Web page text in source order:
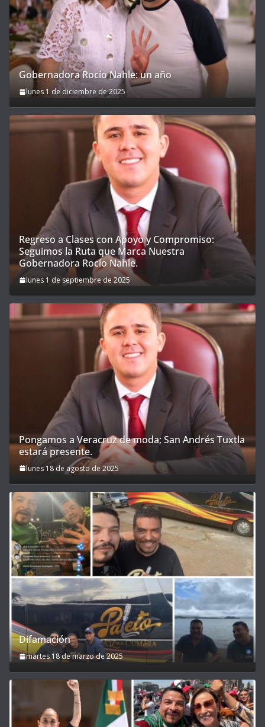
Gobernadora Rocío Nahle: un año
lunes 1 de diciembre de 2025
Regreso a Clases con Apoyo y Compromiso:
Seguimos la Ruta que Marca Nuestra
Gobernadora Rocío Nahle.
lunes 1 de septiembre de 2025
Pongamos a Veracruz de moda; San Andrés Tuxtla
estará presente.
lunes 18 de agosto de 2025
Difamación
martes 18 de marzo de 2025